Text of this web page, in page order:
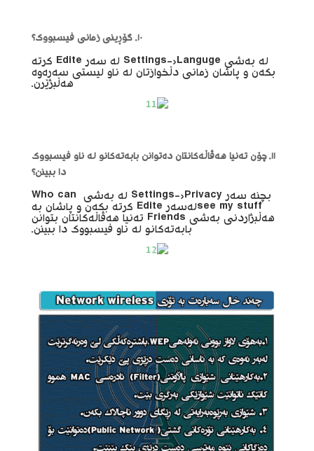
١٠. گۆڕینی زمانی فیسبووک؟
لە بەشی Settings->Languge لە سەر Edite کرتە
بکەن و پاشان زمانی دڵخوازتان لە ناو لیستی سەرەوە
هەڵبژێرن.
١١. چۆن تەنیا هەڤاڵەکانتان دەتوانن بابەتەکانو لە ناو فیسبووک
دا ببینن؟
بچنە سەر Settings->Privacy لە بەشی Who can
see my stuffلەسەر Edite کرتە بکەن و پاشان بە
هەڵبژاردنی بەشی Friends تەنیا هەڤاڵەکانتان بتوانن
بابەتەکانو لە ناو فیسبووک دا ببینن.